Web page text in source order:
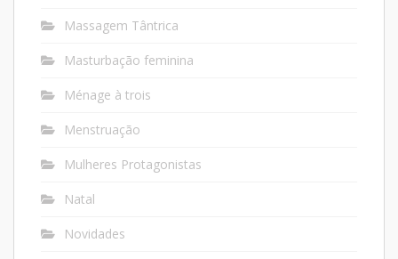
Massagem Tântrica
Masturbação feminina
Ménage à trois
Menstruação
Mulheres Protagonistas
Natal
Novidades